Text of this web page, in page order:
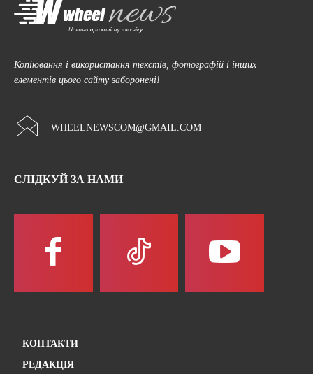
Копіювання і використання текстів, фотографій і інших
елементів цього сайту заборонені!
WHEELNEWSCOM@GMAIL.COM
СЛІДКУЙ ЗА НАМИ
КОНТАКТИ
РЕДАКЦІЯ